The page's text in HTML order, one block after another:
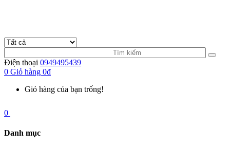
Điện thoại 0949495439
0 Giỏ hàng 0đ
Giỏ hàng của bạn trống!
0
Danh mục